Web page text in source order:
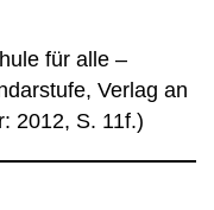
für alle –
Verlag an
2012, S. 11f.)